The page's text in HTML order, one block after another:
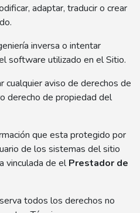
adaptar, traducir o crear
inversa o intentar
software utilizado en el Sitio.
aviso de derechos de
derecho de propiedad del
que esta protegido por
de los sistemas del sitio
vinculada de elPrestador de
todos los derechos no